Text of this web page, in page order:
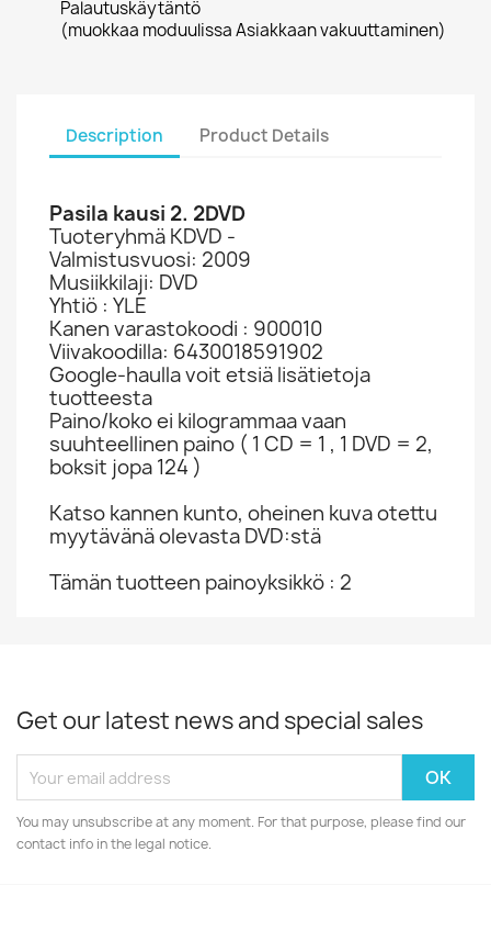
Palautuskäytäntö
(muokkaa moduulissa Asiakkaan vakuuttaminen)
Description Product Details
Pasila kausi 2. 2DVD
Tuoteryhmä KDVD -
Valmistusvuosi: 2009
Musiikkilaji: DVD
Yhtiö : YLE
Kanen varastokoodi : 900010
Viivakoodilla: 6430018591902
Google-haulla voit etsiä lisätietoja
tuotteesta
Paino/koko ei kilogrammaa vaan
suuhteellinen paino ( 1 CD = 1 , 1 DVD = 2,
boksit jopa 124 )
Katso kannen kunto, oheinen kuva otettu
myytävänä olevasta DVD:stä
Tämän tuotteen painoyksikkö : 2
Get our latest news and special sales
You may unsubscribe at any moment. For that purpose, please find our
contact info in the legal notice.